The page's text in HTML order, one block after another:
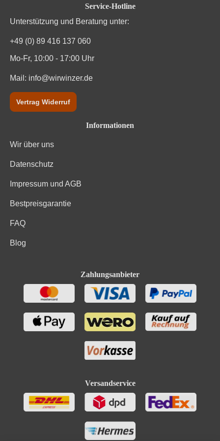
Traubenfarbe
Unterregion
Service-Hotline
Unterstützung und Beratung unter:
+49 (0) 89 416 137 060
Mo-Fr, 10:00 - 17:00 Uhr
Mail: info@wirwinzer.de
Vertrag Widerruf
Informationen
Wir über uns
Datenschutz
Impressum und AGB
Bestpreisgarantie
FAQ
Blog
Zahlungsanbieter
Versandservice